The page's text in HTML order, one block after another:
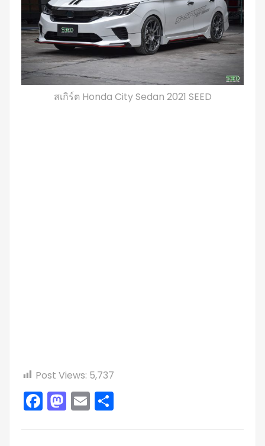
สเกิร์ต Honda City Sedan 2021 SEED
Post Views: 5,737
Facebook
Mastodon
Email